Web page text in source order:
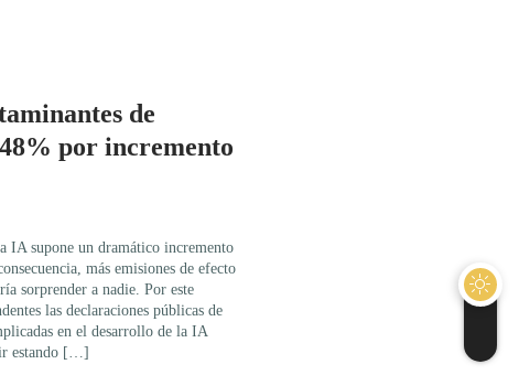
de
por incremento
IA supone un dramático incremento
más emisiones de efecto
sorprender a nadie. Por este
las declaraciones públicas de
en el desarrollo de la IA
estando […]